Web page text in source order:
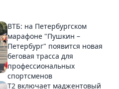
ВТБ: на Петербургском
марафоне "Пушкин –
Петербург" появится новая
беговая трасса для
профессиональных
спортсменов
Т2 включает маджентовый